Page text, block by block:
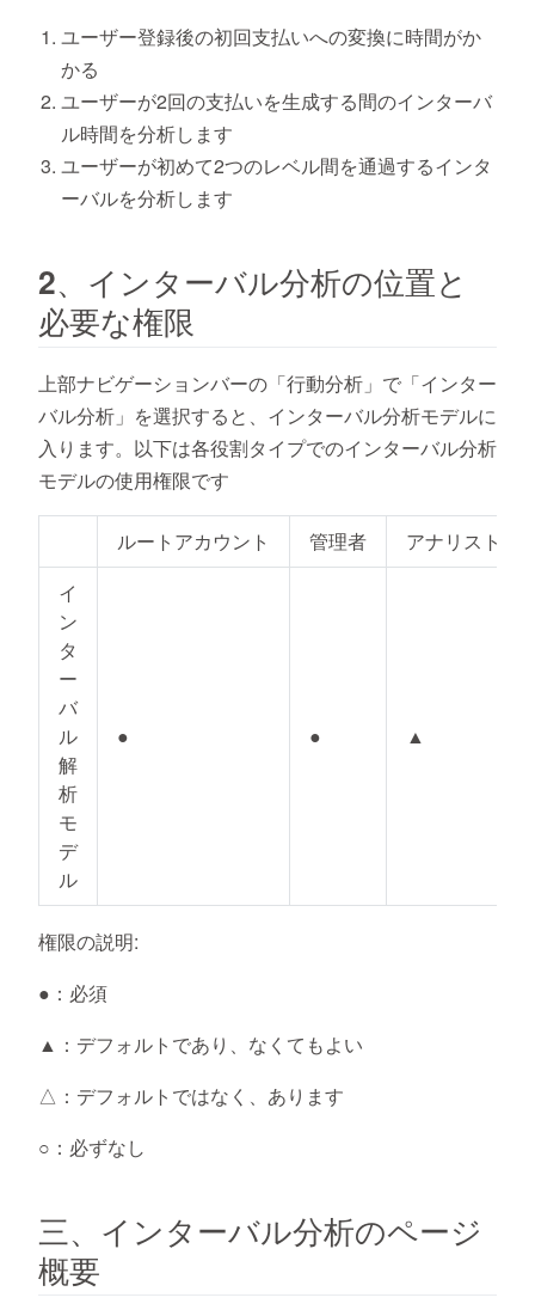
ユーザー登録後の初回支払いへの変換に時間がか
かる
ユーザーが2回の支払いを生成する間のインターバ
ル時間を分析します
ユーザーが初めて2つのレベル間を通過するインタ
ーバルを分析します
2、インターバル分析の位置と
必要な権限
上部ナビゲーションバーの「行動分析」で「インター
バル分析」を選択すると、インターバル分析モデルに
入ります。以下は各役割タイプでのインターバル分析
モデルの使用権限です
ルートアカウント 管理者
アナリスト
イ
ン
タ
ー
バ
ル
解
析
モ
デ
ル
● ● ▲
権限の説明:
●：必須
▲：デフォルトであり、なくてもよい
△：デフォルトではなく、あります
○：必ずなし
三、インターバル分析のページ
概要